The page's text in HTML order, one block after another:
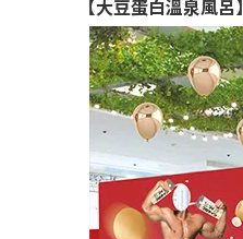
【大豆蛋白溫泉風呂】